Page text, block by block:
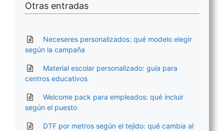
Otras entradas
Neceseres personalizados: qué modelo elegir
según la campaña
Material escolar personalizado: guía para
centros educativos
Welcome pack para empleados: qué incluir
según el puesto
DTF por metros según el tejido: qué cambia al